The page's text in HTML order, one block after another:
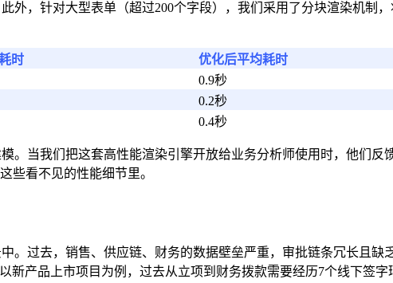
外，针对大型表单（超过200个字段），我们采用了分块渲染机制
时 优化后平均耗时
0.9秒
0.2秒
0.4秒
。当我们把这套高性能渲染引擎开放给业务分析师使用时，他们反
些看不见的性能细节里。
。过去，销售、供应链、财务的数据壁垒严重，审批链条冗长且
新产品上市项目为例，过去从立项到财务拨款需要经历7个线下签